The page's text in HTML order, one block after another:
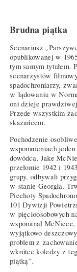
Brudna piątka
Scenariusz
opublikowanej w
tym samym tytułem.
scenarzystów
spadochroniarzy,
w lądowaniu w
oni dzieje
Przede wszystkim
skazańcem.
Pochodzenie
wspomnieniach
dowódca, Jake
przełomie 1942 i
grupy, odbywali
w stanie Georgia.
Piechoty
101 Dywizji
w pięcioosobowych
wspominał
wyjątkowo
problem z
wkrótce koledzy z
piątką”.